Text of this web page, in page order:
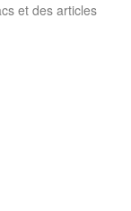
et des articles